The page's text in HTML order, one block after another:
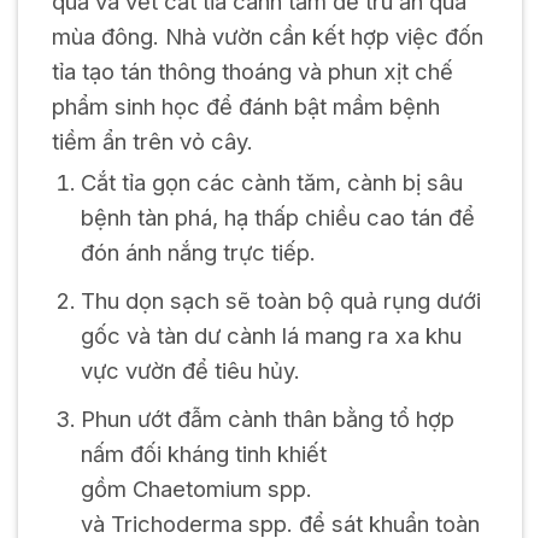
mùa đông. Nhà vườn cần kết hợp việc đốn
tỉa tạo tán thông thoáng và phun xịt chế
phẩm sinh học để đánh bật mầm bệnh
tiềm ẩn trên vỏ cây.
Cắt tỉa gọn các cành tăm, cành bị sâu
bệnh tàn phá, hạ thấp chiều cao tán để
đón ánh nắng trực tiếp.
Thu dọn sạch sẽ toàn bộ quả rụng dưới
gốc và tàn dư cành lá mang ra xa khu
vực vườn để tiêu hủy.
Phun ướt đẫm cành thân bằng tổ hợp
nấm đối kháng tinh khiết
gồm Chaetomium spp.
và Trichoderma spp. để sát khuẩn toàn